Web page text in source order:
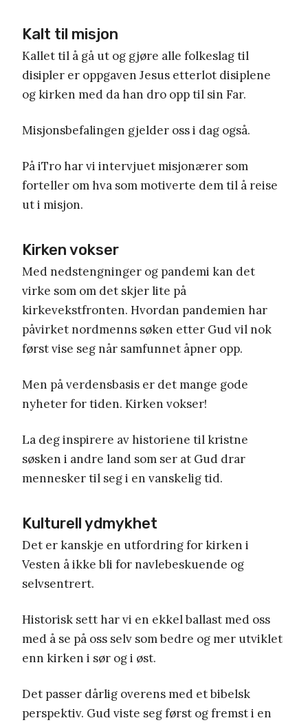
Kalt til misjon
Kallet til å gå ut og gjøre alle folkeslag til
disipler er oppgaven Jesus etterlot disiplene
og kirken med da han dro opp til sin Far.
Misjonsbefalingen gjelder oss i dag også.
På iTro har vi intervjuet misjonærer som
forteller om hva som motiverte dem til å reise
ut i misjon.
Kirken vokser
Med nedstengninger og pandemi kan det
virke som om det skjer lite på
kirkevekstfronten. Hvordan pandemien har
påvirket nordmenns søken etter Gud vil nok
først vise seg når samfunnet åpner opp.
Men på verdensbasis er det mange gode
nyheter for tiden. Kirken vokser!
La deg inspirere av historiene til kristne
søsken i andre land som ser at Gud drar
mennesker til seg i en vanskelig tid.
Kulturell ydmykhet
Det er kanskje en utfordring for kirken i
Vesten å ikke bli for navlebeskuende og
selvsentrert.
Historisk sett har vi en ekkel ballast med oss
med å se på oss selv som bedre og mer utviklet
enn kirken i sør og i øst.
Det passer dårlig overens med et bibelsk
perspektiv. Gud viste seg først og fremst i en